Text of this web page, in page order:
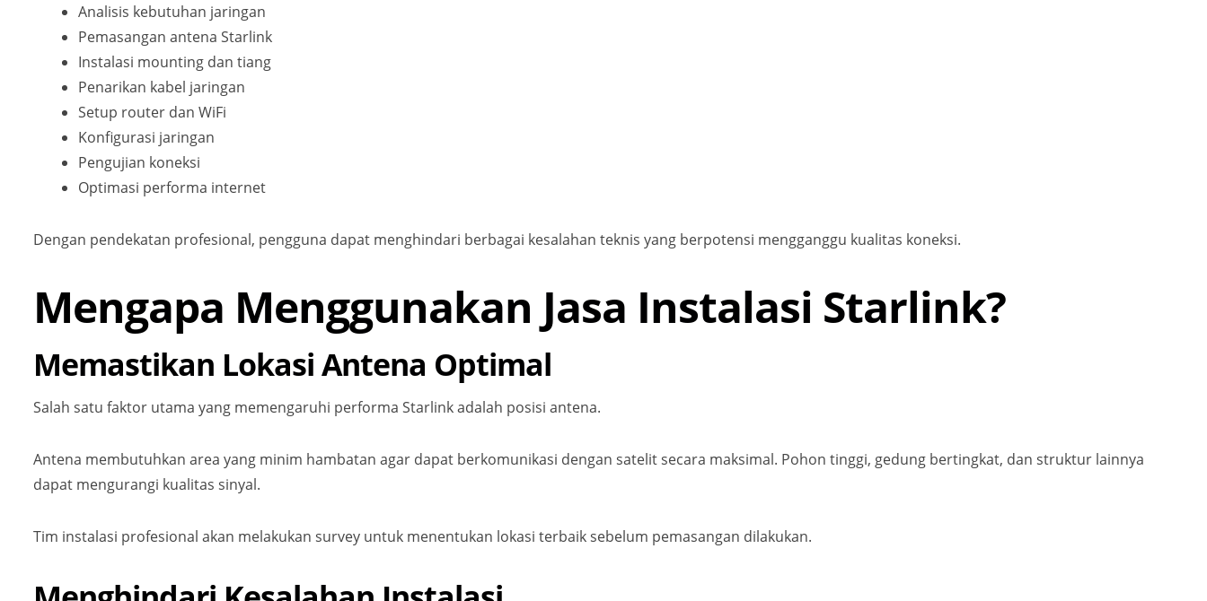
Analisis kebutuhan jaringan
Pemasangan antena Starlink
Instalasi mounting dan tiang
Penarikan kabel jaringan
Setup router dan WiFi
Konfigurasi jaringan
Pengujian koneksi
Optimasi performa internet
Dengan pendekatan profesional, pengguna dapat menghindari berbagai kesalahan teknis yang berpotensi mengganggu kualitas koneksi.
Mengapa Menggunakan Jasa Instalasi Starlink?
Memastikan Lokasi Antena Optimal
Salah satu faktor utama yang memengaruhi performa Starlink adalah posisi antena.
Antena membutuhkan area yang minim hambatan agar dapat berkomunikasi dengan satelit secara maksimal. Pohon tinggi, gedung bertingkat, dan struktur lainnya
dapat mengurangi kualitas sinyal.
Tim instalasi profesional akan melakukan survey untuk menentukan lokasi terbaik sebelum pemasangan dilakukan.